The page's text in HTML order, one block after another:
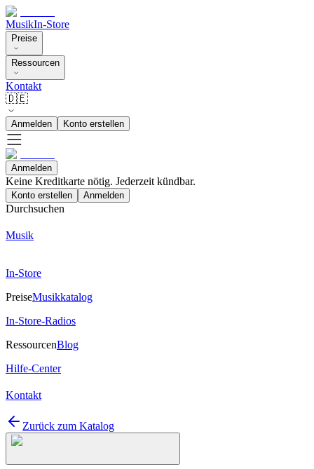
MusikIn-Store
Preise
Ressourcen
Kontakt
🇩🇪
Anmelden Konto erstellen
Anmelden
Keine Kreditkarte nötig. Jederzeit kündbar.
Konto erstellen Anmelden
Durchsuchen
Musik
In-Store
PreiseMusikkatalog
In-Store-Radios
RessourcenBlog
Hilfe-Center
Kontakt
Zurück zum Katalog